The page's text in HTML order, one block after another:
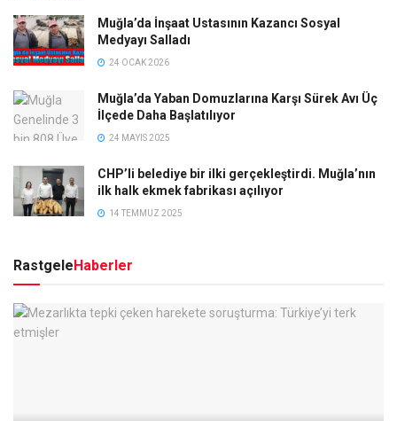
Muğla’da İnşaat Ustasının Kazancı Sosyal
Medyayı Salladı
24 OCAK 2026
Muğla’da Yaban Domuzlarına Karşı Sürek Avı Üç
İlçede Daha Başlatılıyor
24 MAYIS 2025
CHP’li belediye bir ilki gerçekleştirdi. Muğla’nın
ilk halk ekmek fabrikası açılıyor
14 TEMMUZ 2025
RastgeleHaberler